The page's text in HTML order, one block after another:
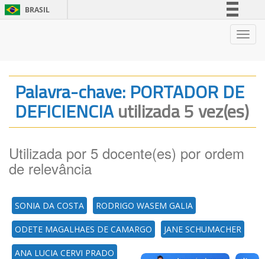
BRASIL
Legislação
Canais
Palavra-chave: PORTADOR DE
DEFICIENCIAutilizada 5 vez(es)
Utilizada por 5 docente(es) por ordem
de relevância
SONIA DA COSTA RODRIGO WASEM GALIA
ODETE MAGALHAES DE CAMARGO JANE SCHUMACHER
ANA LUCIA CERVI PRADO